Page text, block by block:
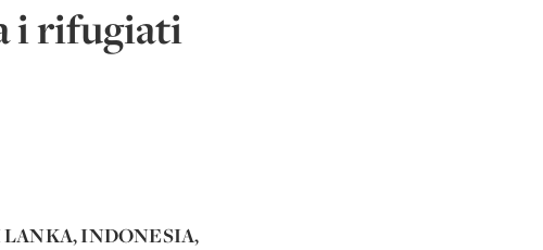
i rifugiati
INDONESIA,